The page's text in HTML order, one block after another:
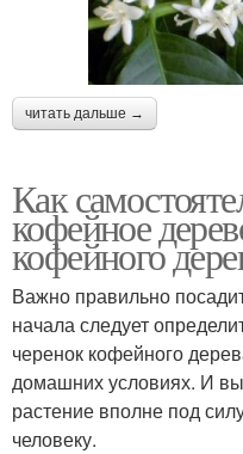
читать дальше →
Как
кофейное
кофейного
Важно правильно
начала следует
черенок кофейного
домашних условиях. И
растение вполне под
человеку.